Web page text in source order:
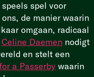
spel voor
de manier waarin
omgaan, radicaal
Celine Daemen nodigt
en stelt een
a Passerby waarin